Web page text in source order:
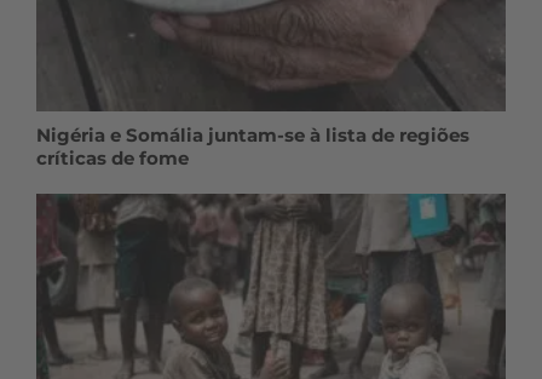
Nigéria e Somália juntam-se à lista de regiões
críticas de fome